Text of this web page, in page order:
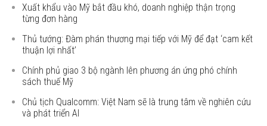
Xuất khẩu vào Mỹ bắt đầu khó, doanh nghiệp thận trọng
từng đơn hàng
Thủ tướng: Đàm phán thương mại tiếp với Mỹ để đạt ‘cam kết
thuận lợi nhất’
Chính phủ giao 3 bộ ngành lên phương án ứng phó chính
sách thuế Mỹ
Chủ tịch Qualcomm: Việt Nam sẽ là trung tâm về nghiên cứu
và phát triển AI